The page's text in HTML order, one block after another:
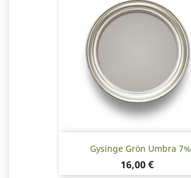
Gysinge Grön Umbra 7%
Pris
16,00 €